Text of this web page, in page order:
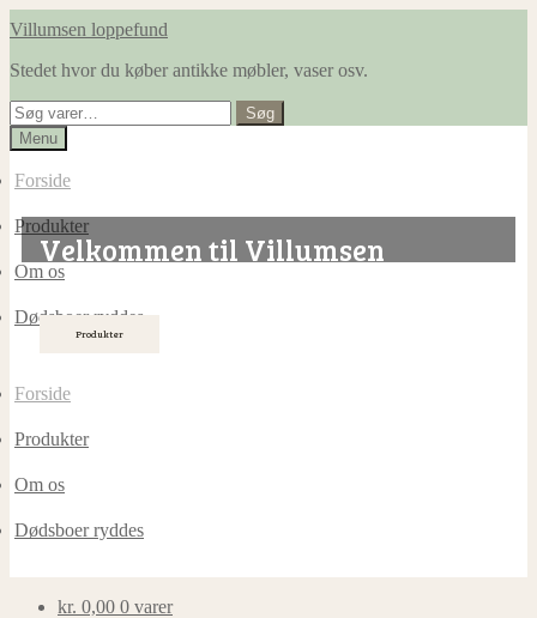
Spring
navigation
Spring
indhold
Villumsen loppefund
Stedet hvor du køber antikke møbler, vaser osv.
Søg
efter:
Søg
Menu
Forside
Produkter
Om os
Dødsboer ryddes
Forside
Produkter
Om os
Dødsboer ryddes
kr. 0,00 0 varer
Velkommen til Villumsen
Loppefund!
Produkter